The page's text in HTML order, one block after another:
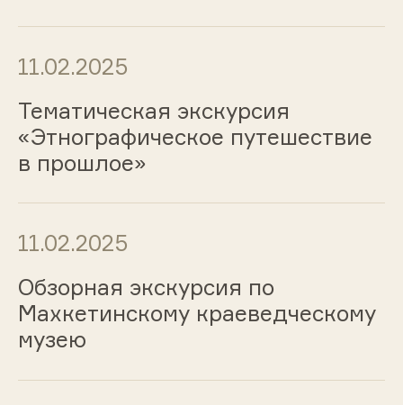
11.02.2025
Тематическая экскурсия
«Этнографическое путешествие
в прошлое»
11.02.2025
Обзорная экскурсия по
Махкетинскому краеведческому
музею